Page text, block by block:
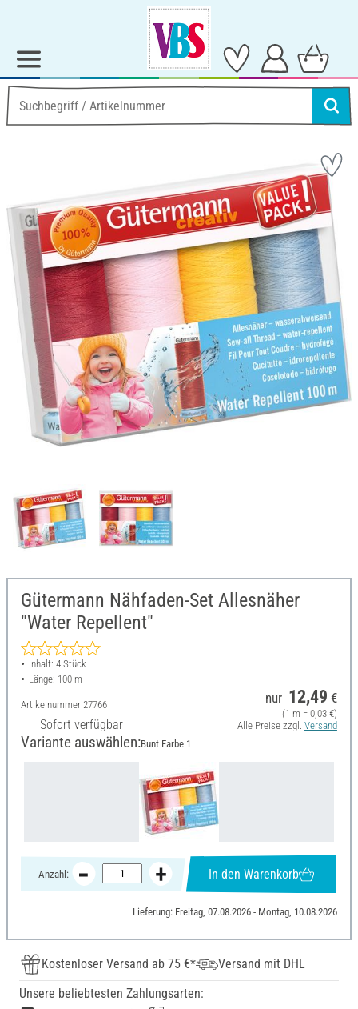
Gütermann Nähfaden-Set Allesnäher
"Water Repellent"
Inhalt: 4 Stück
Länge: 100 m
Artikelnummer 27766
Sofort verfügbar
nur 12,49 €
(1 m = 0,03 €)
Alle Preise zzgl. Versand
Variante auswählen:Bunt Farbe 1
Anzahl: In den Warenkorb
Lieferung: Freitag, 07.08.2026 - Montag, 10.08.2026
Kostenloser Versand ab 75 €*
Versand mit DHL
Unsere beliebtesten Zahlungsarten: